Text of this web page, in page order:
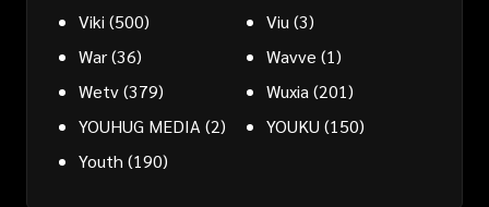
Viki (500) Viu(3)
War(36) Wavve (1)
Wetv(379) Wuxia(201)
YOUHUG MEDIA(2) YOUKU (150)
Youth (190)